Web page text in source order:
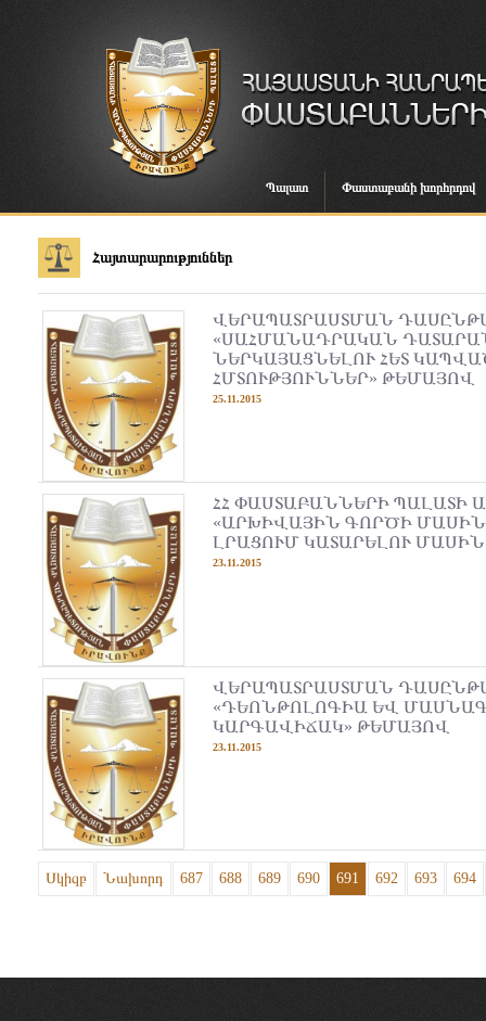
Պալատ Փաստաբանի խորհրդով
Հայտարարություններ
ՎԵՐԱՊԱՏՐԱՍՏՄԱՆ
«ՍԱՀՄԱՆԱԴՐԱԿԱՆ
ՆԵՐԿԱՅԱՑՆԵԼՈՒ ՀԵՏ
ՀՄՏՈՒԹՅՈՒՆՆԵՐ» ԹԵՄԱՅՈՎ
25.11.2015
ՀՀ ՓԱՍՏԱԲԱՆՆԵՐԻ ՊԱԼԱՏԻ
«ԱՐԽԻՎԱՅԻՆ ԳՈՐԾԻ ՄԱՍԻՆ
ԼՐԱՑՈՒՄ ԿԱՏԱՐԵԼՈՒ
23.11.2015
ՎԵՐԱՊԱՏՐԱՍՏՄԱՆ
«ԴԵՈՆԹՈԼՈԳԻԱ ԵՎ
ԿԱՐԳԱՎԻՃԱԿ» ԹԵՄԱՅՈՎ
23.11.2015
Սկիզբ Նախորդ 687 688 689 690 691 692 693 694